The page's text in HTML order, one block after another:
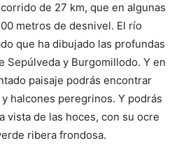
de 27 km, que en algunas
metros de desnivel. El río
que ha dibujado las profundas
Sepúlveda y Burgomillodo. Y en
paisaje podrás encontrar
halcones peregrinos. Y podrás
vista de las hoces, con su ocre
ribera frondosa.